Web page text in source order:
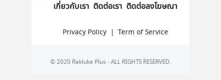
เกี่ยวกับเรา ติดต่อเรา ติดต่อลงโฆษณา
Privacy Policy | Term of Service
© 2020 Rakluke Plus - ALL RIGHTS RESERVED.